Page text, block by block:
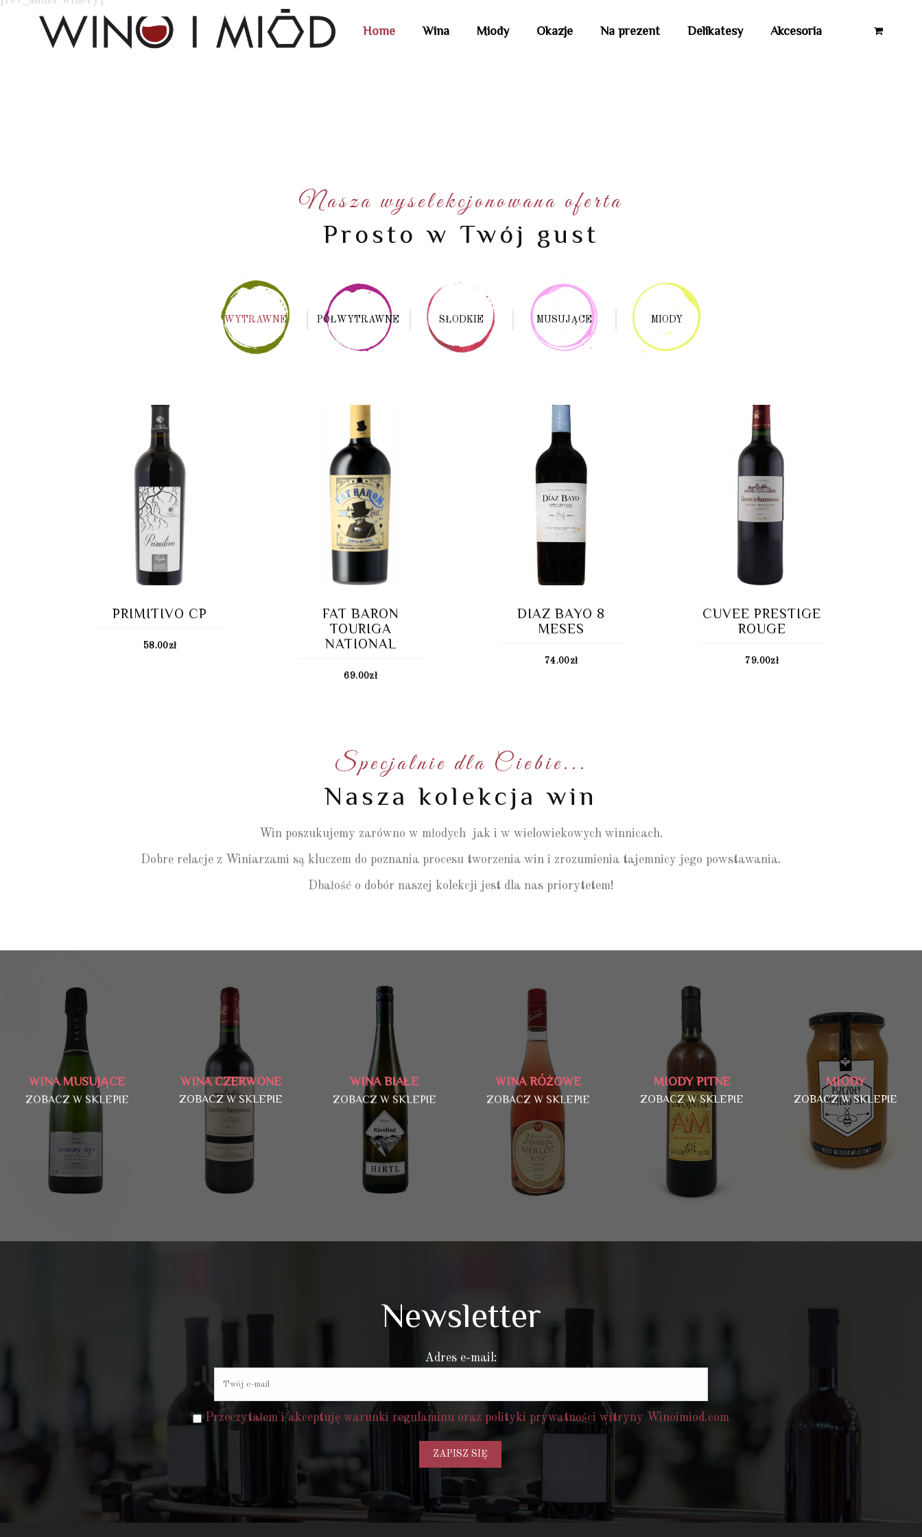
Home Wina Miody Okazje Na prezent Delikatesy Akcesoria
Nasza wyselekcjonowana oferta
Prosto w Twój gust
WYTRAWNE PÓŁWYTRAWNE SŁODKIE MUSUJĄCE MIODY
PRIMITIVO CP
58.00zł
FAT BARON
TOURIGA
NATIONAL
69.00zł
DIAZ BAYO 8
MESES
74.00zł
CUVEE PRESTIGE
ROUGE
79.00zł
Specjalnie dla Ciebie...
Nasza kolekcja win
Win poszukujemy zarówno w młodych jak i w wielowiekowych winnicach.
Dobre relacje z Winiarzami są kluczem do poznania procesu tworzenia win i zrozumienia tajemnicy jego powstawania.
Dbałość o dobór naszej kolekcji jest dla nas priorytetem!
WINA MUSUJĄCE
ZOBACZ W SKLEPIE
WINA CZERWONE
ZOBACZ W SKLEPIE
WINA BIAŁE
ZOBACZ W SKLEPIE
WINA RÓŻOWE
ZOBACZ W SKLEPIE
MIODY PITNE
ZOBACZ W SKLEPIE
MIODY
ZOBACZ W SKLEPIE
Newsletter
Adres e-mail:
Przeczytałem i akceptuję warunki regulaminu oraz polityki prywatności witryny Winoimiod.com